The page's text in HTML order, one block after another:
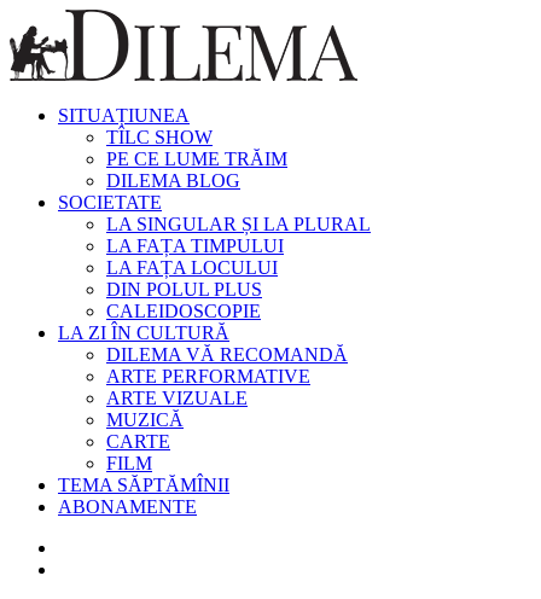
SITUAȚIUNEA
TÎLC SHOW
PE CE LUME TRĂIM
DILEMA BLOG
SOCIETATE
LA SINGULAR ȘI LA PLURAL
LA FAȚA TIMPULUI
LA FAȚA LOCULUI
DIN POLUL PLUS
CALEIDOSCOPIE
LA ZI ÎN CULTURĂ
DILEMA VĂ RECOMANDĂ
ARTE PERFORMATIVE
ARTE VIZUALE
MUZICĂ
CARTE
FILM
TEMA SĂPTĂMÎNII
ABONAMENTE